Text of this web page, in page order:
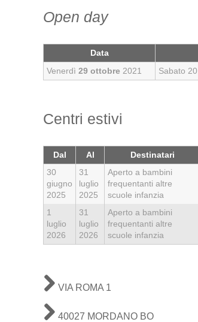
Open day
Data
Venerdì 29 ottobre 2021 Sabato
Centri estivi
Dal Al Destinatari
30
giugno
2025
31
luglio
2025
Aperto a bambini
frequentanti altre
scuole infanzia
1
luglio
2026
31
luglio
2026
Aperto a bambini
frequentanti altre
scuole infanzia
VIA ROMA 1
40027 MORDANO BO